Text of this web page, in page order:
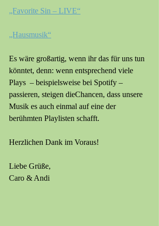
„Favorite Sin – LIVE“
„Hausmusik“
Es wäre großartig, wenn ihr das für uns tun
könntet, denn: wenn entsprechend viele
Plays  – beispielsweise bei Spotify –
passieren, steigen dieChancen, dass unsere
Musik es auch einmal auf eine der
berühmten Playlisten schafft.
Herzlichen Dank im Voraus!
Liebe Grüße,
Caro & Andi